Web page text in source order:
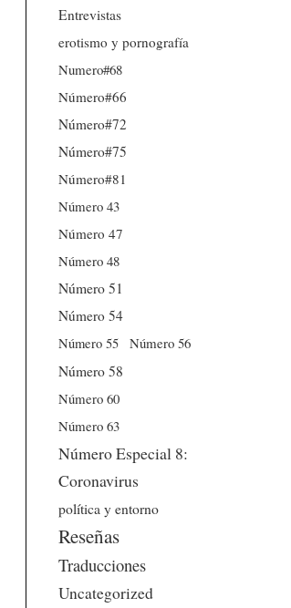
Entrevistas
erotismo y pornografía
Numero#68
Número#66
Número#72
Número#75
Número#81
Número 43
Número 47
Número 48
Número 51
Número 54
Número 55
Número 56
Número 58
Número 60
Número 63
Número Especial 8:
Coronavirus
política y entorno
Reseñas
Traducciones
Uncategorized